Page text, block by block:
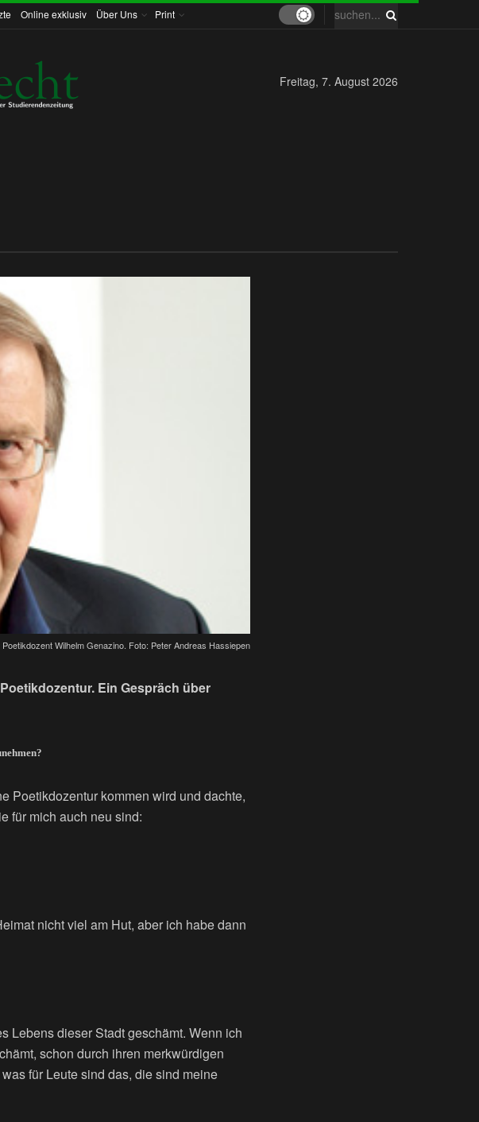
Online exklusiv Über Uns Print
Freitag, 7. August 2026
Wilhelm Genazino. Foto: Peter Andreas Hassiepen
Ein Gespräch über
Poetikdozentur kommen wird und dachte,
für mich auch neu sind:
nicht viel am Hut, aber ich habe dann
Lebens dieser Stadt geschämt. Wenn ich
schon durch ihren merkwürdigen
für Leute sind das, die sind meine